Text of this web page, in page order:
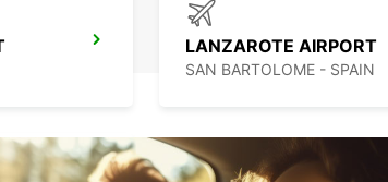
LANZAROTE AIRPORT
SAN BARTOLOME - SPAIN